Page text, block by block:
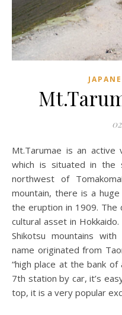
Mt.Tarumae is an active volcano at a height of 1,041m,
which is situated in the
northwest of
mountain, there is a
the eruption in 1909. The
cultural asset in
Shikotsu mountains
name originated from
“high place at the bank
7th station by car, it’s
top, it is a very popular